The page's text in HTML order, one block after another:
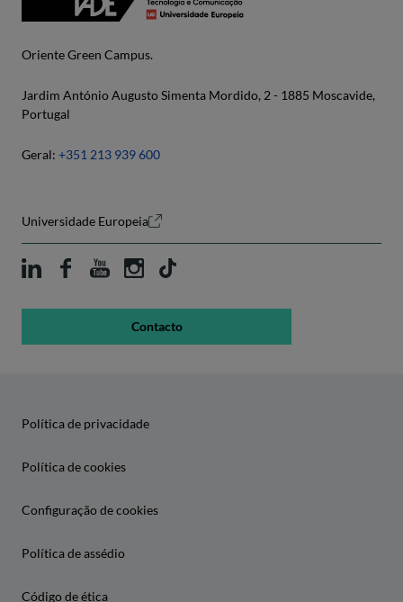
Oriente Green Campus.
Jardim António Augusto Simenta Mordido, 2 - 1885 Moscavide,
Portugal
Geral: +351 213 939 600
Universidade Europeia
Contacto
Política de privacidade
Política de cookies
Configuração de cookies
Política de assédio
Código de ética